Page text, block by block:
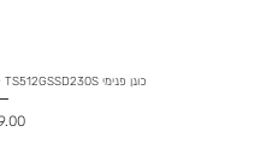
כונן פנימי Transcend 230S 512GB SSD TS512GSSD230S
מחיר